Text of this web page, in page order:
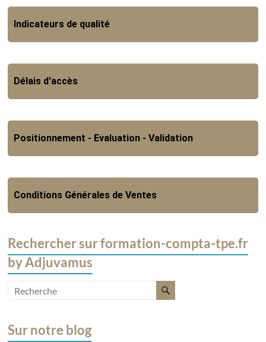
Indicateurs de qualité
Délais d'accès
Positionnement - Evaluation - Validation
Conditions Générales de Ventes
Rechercher sur formation-compta-tpe.fr
by Adjuvamus
Sur notre blog